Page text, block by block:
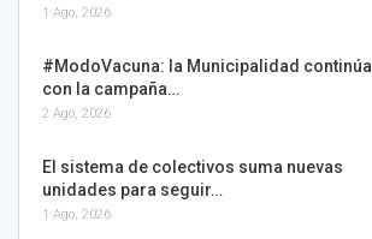
1 Ago, 2026
#ModoVacuna: la Municipalidad continúa
con la campaña…
2 Ago, 2026
El sistema de colectivos suma nuevas
unidades para seguir…
1 Ago, 2026